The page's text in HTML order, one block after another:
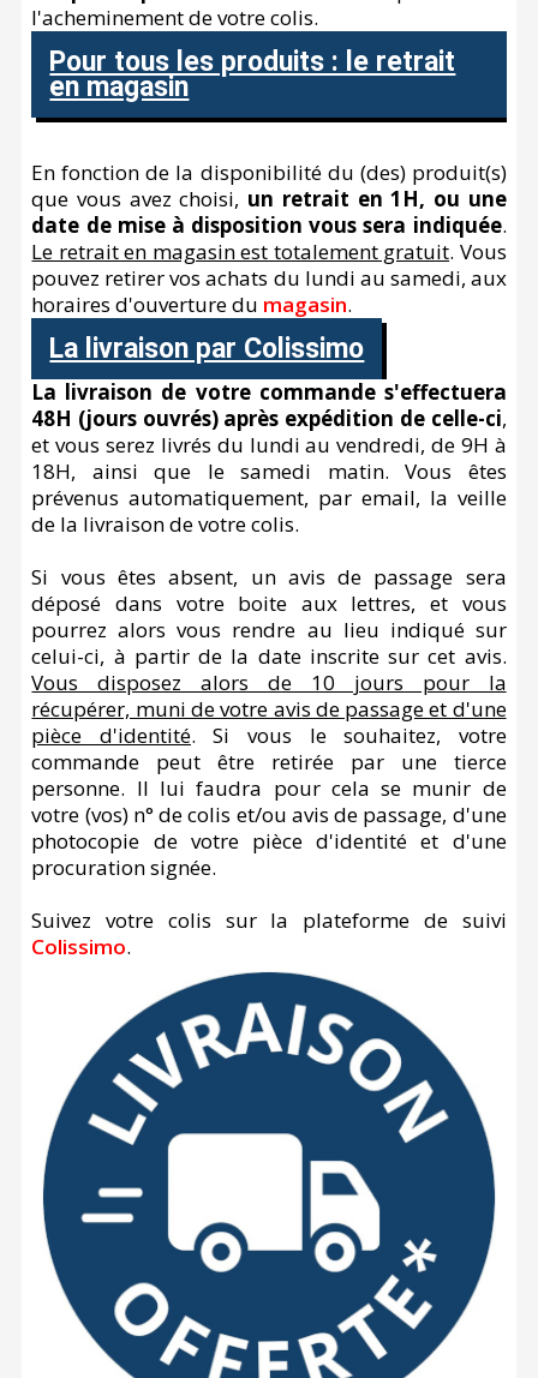
l'acheminement de votre colis.
Pour tous les produits : le retrait
en magasin
En fonction de la disponibilité du (des) produit(s)
que vous avez choisi, un retrait en 1H, ou une
date de mise à disposition vous sera indiquée.
Le retrait en magasin est totalement gratuit. Vous
pouvez retirer vos achats du lundi au samedi, aux
horaires d'ouverture du magasin.
La livraison par Colissimo
La livraison de votre commande s'effectuera
48H (jours ouvrés) après expédition de celle-ci,
et vous serez livrés du lundi au vendredi, de 9H à
18H, ainsi que le samedi matin. Vous êtes
prévenus automatiquement, par email, la veille
de la livraison de votre colis.
Si vous êtes absent, un avis de passage sera
déposé dans votre boite aux lettres, et vous
pourrez alors vous rendre au lieu indiqué sur
celui-ci, à partir de la date inscrite sur cet avis.
Vous disposez alors de 10 jours pour la
récupérer, muni de votre avis de passage et d'une
pièce d'identité. Si vous le souhaitez, votre
commande peut être retirée par une tierce
personne. Il lui faudra pour cela se munir de
votre (vos) n° de colis et/ou avis de passage, d'une
photocopie de votre pièce d'identité et d'une
procuration signée.
Suivez votre colis sur la plateforme de suivi
Colissimo.